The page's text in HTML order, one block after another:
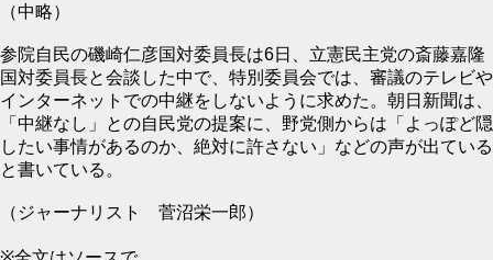
（中略）
参院自民の磯崎仁彦国対委員長は6日、立憲民主党の斎藤嘉隆
国対委員長と会談した中で、特別委員会では、審議のテレビや
インターネットでの中継をしないように求めた。朝日新聞は、
「中継なし」との自民党の提案に、野党側からは「よっぽど隠
したい事情があるのか、絶対に許さない」などの声が出ている
と書いている。
（ジャーナリスト 菅沼栄一郎）